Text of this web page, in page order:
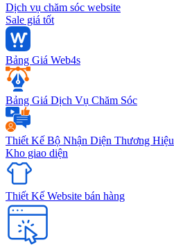
Dịch vụ chăm sóc website
Sale giá tốt
Bảng Giá Web4s
Bảng Giá Dịch Vụ Chăm Sóc
Thiết Kế Bộ Nhận Diện Thương Hiệu
Kho giao diện
Thiết Kế Website bán hàng